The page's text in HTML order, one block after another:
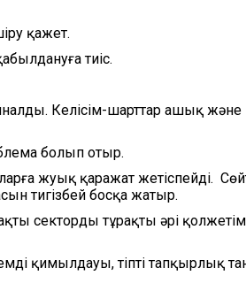
қажет.
тиіс.
Келісім-шарттар ашық және
болып отыр.
жуық қаражат жетіспейді.
тигізбей босқа жатыр.
секторды тұрақты әрі
қимылдауы, тіпті тапқырлық